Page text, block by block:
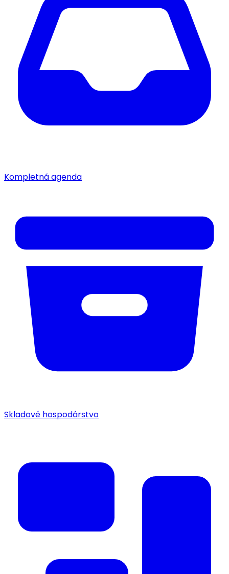
Kompletná agenda
Skladové hospodárstvo